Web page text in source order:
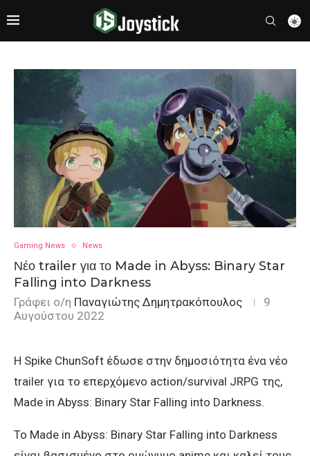
Gaming News News
Νέο trailer για το Made in Abyss: Binary Star
Falling into Darkness
Γράφει ο/η Παναγιώτης Δημητρακόπουλος
9
Αυγούστου 2022
H Spike ChunSoft έδωσε στην δημοσιότητα ένα νέο
trailer για το επερχόμενο action/survival JRPG της,
Made in Abyss: Binary Star Falling into Darkness.
To Made in Abyss: Binary Star Falling into Darkness